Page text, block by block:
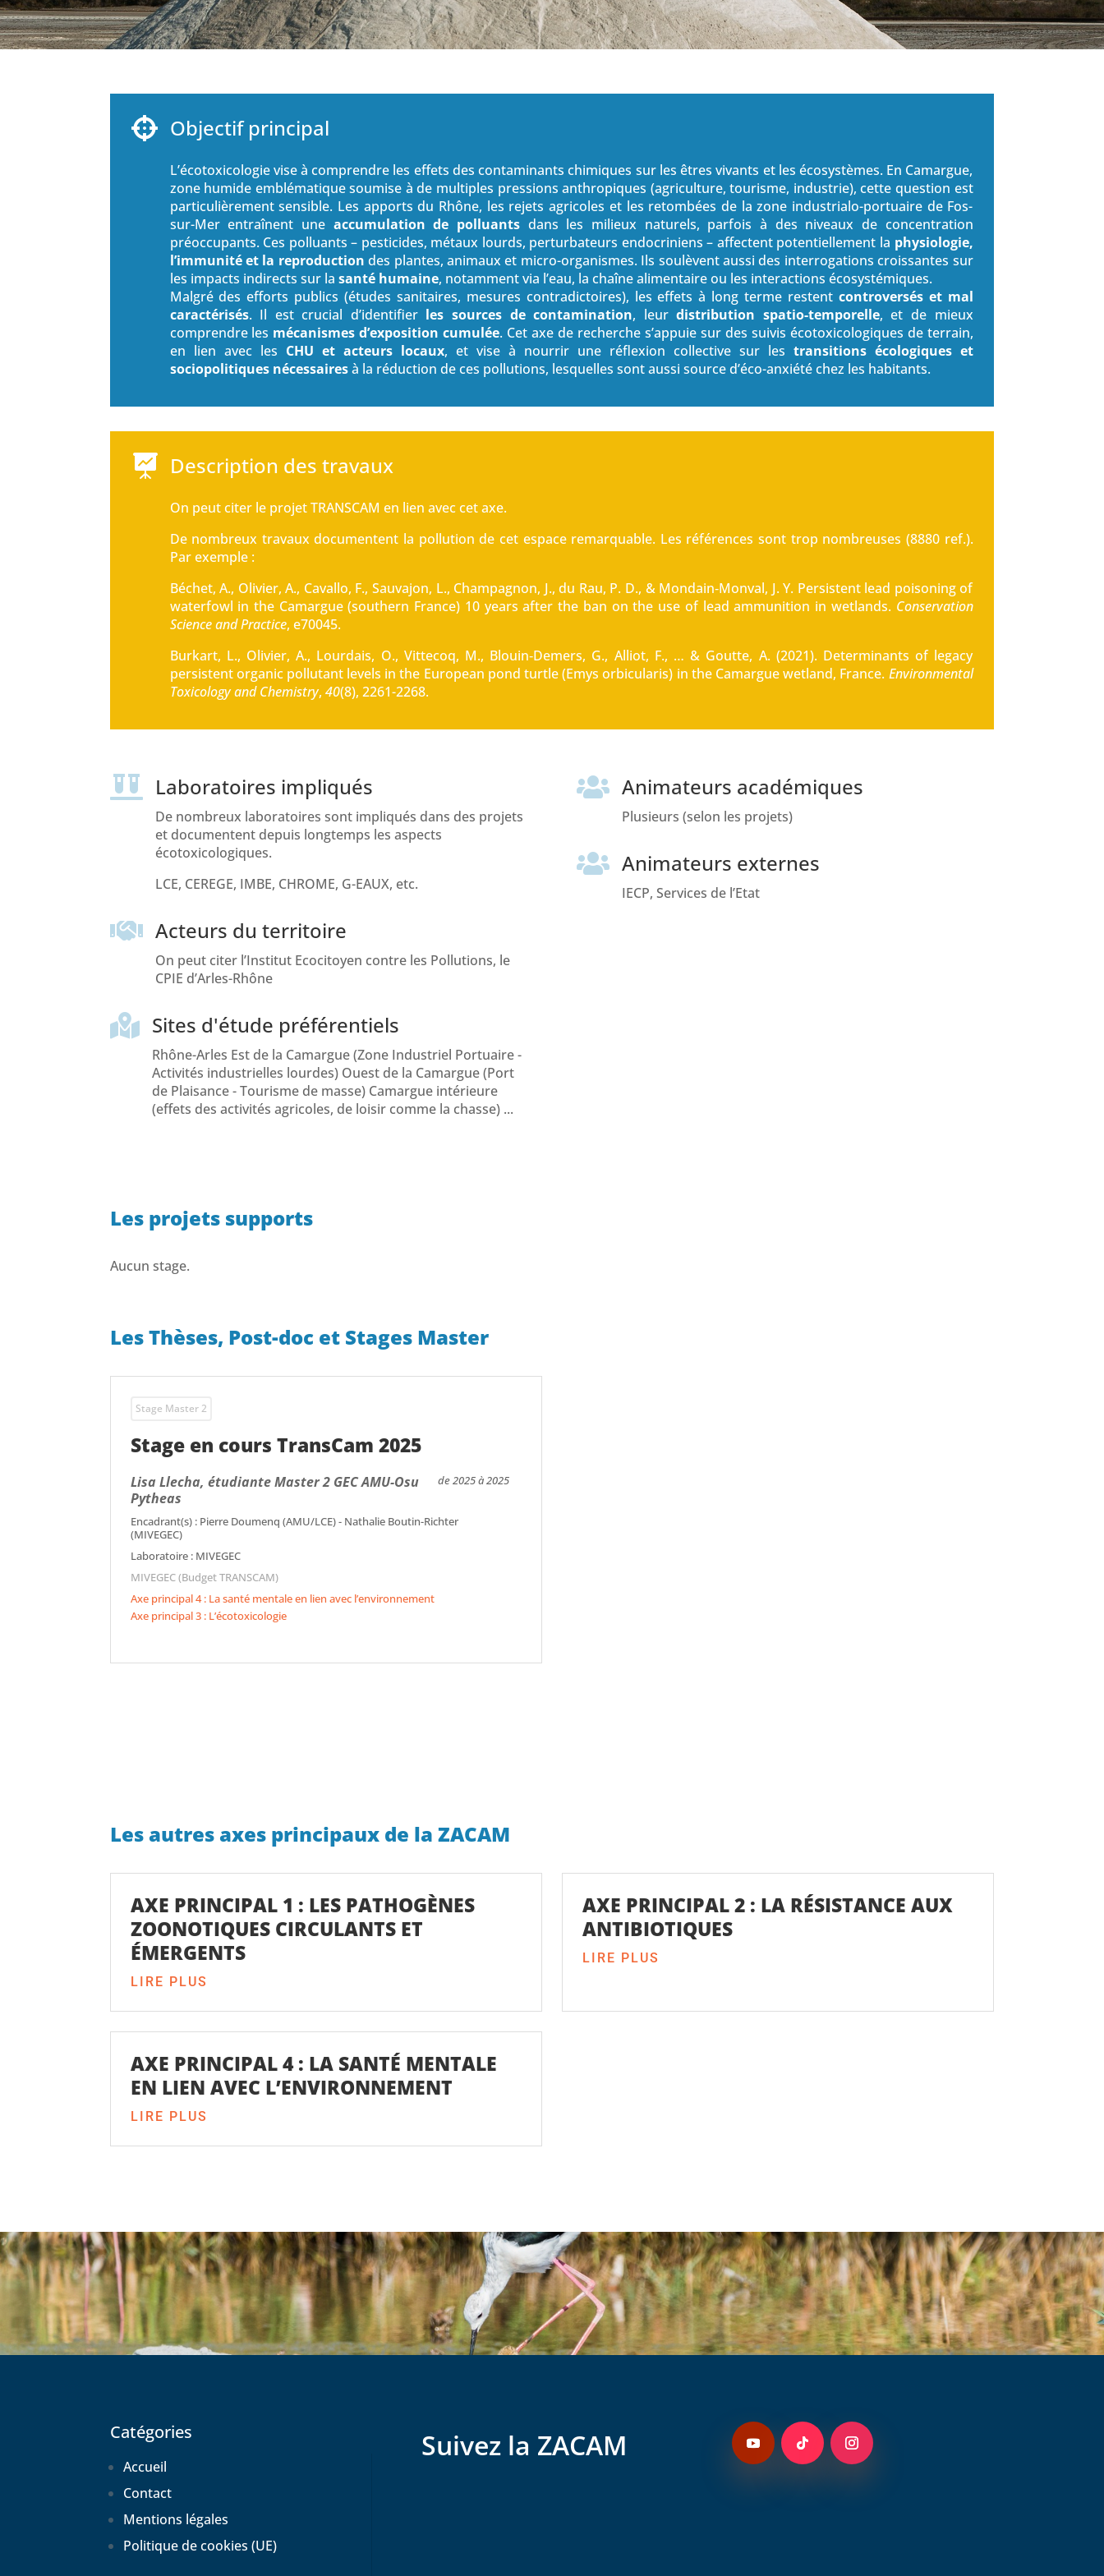
 Objectif principal
L’écotoxicologie vise à comprendre les effets des contaminants chimiques sur les êtres vivants et les écosystèmes. En Camargue,
zone humide emblématique soumise à de multiples pressions anthropiques (agriculture, tourisme, industrie), cette question est
particulièrement sensible. Les apports du Rhône, les rejets agricoles et les retombées de la zone industrialo-portuaire de Fos-
sur-Mer entraînent une accumulation de polluantsdans les milieux naturels, parfois à des niveaux de concentration
préoccupants. Ces polluants – pesticides, métaux lourds, perturbateurs endocriniens – affectent potentiellement la physiologie,
l’immunité et la reproduction des plantes, animaux et micro-organismes. Ils soulèvent aussi des interrogations croissantes sur
les impacts indirects sur la santé humaine, notamment via l’eau, la chaîne alimentaire ou les interactions écosystémiques.
Malgré des efforts publics (études sanitaires, mesures contradictoires), les effets à long terme restent controversés et mal
caractérisés. Il est crucial d’identifier les sources de contamination, leurdistribution spatio-temporelle, et de mieux
comprendre les mécanismes d’exposition cumulée. Cet axe de recherche s’appuie sur des suivis écotoxicologiques de terrain,
en lien avec les CHU et acteurs locaux, et vise à nourrir une réflexion collective sur les transitions écologiques et
sociopolitiques nécessairesà la réduction de ces pollutions, lesquelles sont aussi source d’éco-anxiété chez les habitants.
 Description des travaux
On peut citer le projet TRANSCAM en lien avec cet axe.
De nombreux travaux documentent la pollution de cet espace remarquable. Les références sont trop nombreuses (8880 ref.).
Par exemple :
Béchet, A., Olivier, A., Cavallo, F., Sauvajon, L., Champagnon, J., du Rau, P. D., & Mondain‐Monval, J. Y. Persistent lead poisoning of
waterfowl in the Camargue (southern France) 10 years after the ban on the use of lead ammunition in wetlands. Conservation
Science and Practice, e70045.
Burkart, L., Olivier, A., Lourdais, O., Vittecoq, M., Blouin‐Demers, G., Alliot, F., … & Goutte, A. (2021). Determinants of legacy
persistent organic pollutant levels in the European pond turtle (Emys orbicularis) in the Camargue wetland, France. Environmental
Toxicology and Chemistry, 40(8), 2261-2268.
 Laboratoires impliqués
De nombreux laboratoires sont impliqués dans des projets
et documentent depuis longtemps les aspects
écotoxicologiques.
LCE, CEREGE, IMBE, CHROME, G-EAUX, etc.
 Acteurs du territoire
On peut citer l’Institut Ecocitoyen contre les Pollutions, le
CPIE d’Arles-Rhône
 Sites d'étude préférentiels
Rhône-Arles Est de la Camargue (Zone Industriel Portuaire -
Activités industrielles lourdes) Ouest de la Camargue (Port
de Plaisance - Tourisme de masse) Camargue intérieure
(effets des activités agricoles, de loisir comme la chasse) ...
 Animateurs académiques
Plusieurs (selon les projets)
 Animateurs externes
IECP, Services de l’Etat
Les projets supports
Aucun stage.
Les Thèses, Post-doc et Stages Master
Stage Master 2
Stage en cours TransCam 2025
de 2025 à 2025
Lisa Llecha, étudiante Master 2 GEC AMU-Osu
Pytheas
Encadrant(s) : Pierre Doumenq (AMU/LCE) - Nathalie Boutin-Richter
(MIVEGEC)
Laboratoire : MIVEGEC
MIVEGEC (Budget TRANSCAM)
Axe principal 4 : La santé mentale en lien avec l’environnement
Axe principal 3 : L’écotoxicologie
Les autres axes principaux de la ZACAM
AXE PRINCIPAL 1 : LES PATHOGÈNES
ZOONOTIQUES CIRCULANTS ET
ÉMERGENTS
LIRE PLUS
AXE PRINCIPAL 2 : LA RÉSISTANCE AUX
ANTIBIOTIQUES
LIRE PLUS
AXE PRINCIPAL 4 : LA SANTÉ MENTALE
EN LIEN AVEC L’ENVIRONNEMENT
LIRE PLUS
Catégories
Accueil
Contact
Mentions légales
Politique de cookies (UE)
Suivez la ZACAM